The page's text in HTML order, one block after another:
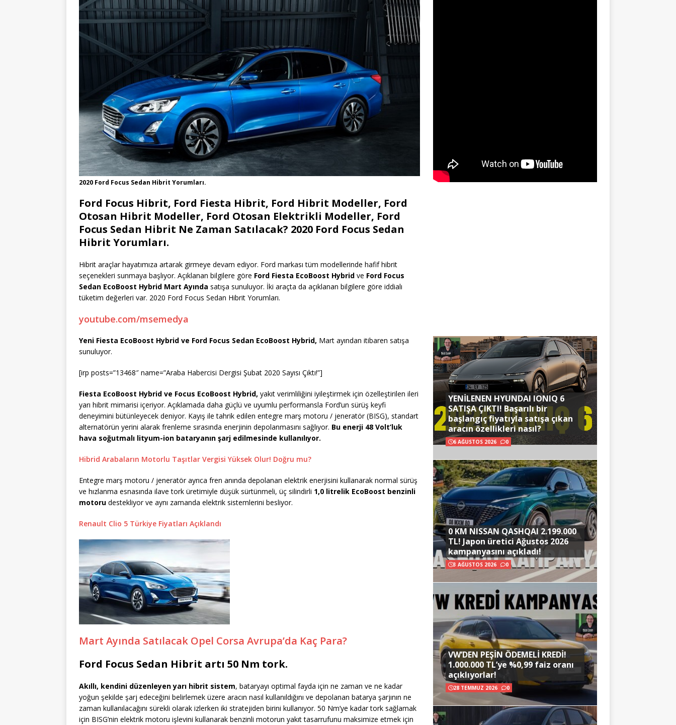
2020 Ford Focus Sedan Hibrit Yorumları.
Ford Focus Hibrit, Ford Fiesta Hibrit, Ford Hibrit Modeller, Ford
Otosan Hibrit Modeller, Ford Otosan Elektrikli Modeller, Ford
Focus Sedan Hibrit Ne Zaman Satılacak? 2020 Ford Focus Sedan
Hibrit Yorumları.
Hibrit araçlar hayatımıza artarak girmeye devam ediyor. Ford markası tüm modellerinde hafif hibrit
seçenekleri sunmaya başlıyor. Açıklanan bilgilere göre Ford Fiesta EcoBoost Hybrid ve Ford Focus
Sedan EcoBoost Hybrid Mart Ayında satışa sunuluyor. İki araçta da açıklanan bilgilere göre iddialı
tüketim değerleri var. 2020 Ford Focus Sedan Hibrit Yorumları.
youtube.com/msemedya
Yeni Fiesta EcoBoost Hybrid ve Ford Focus Sedan EcoBoost Hybrid, Mart ayından itibaren satışa
sunuluyor.
[irp posts=”13468″ name=”Araba Habercisi Dergisi Şubat 2020 Sayısı Çıktı!”]
Fiesta EcoBoost Hybrid ve Focus EcoBoost Hybrid, yakıt verimliliğini iyileştirmek için özelleştirilen ileri
yarı hibrit mimarisi içeriyor. Açıklamada daha güçlü ve uyumlu performansla Ford’un sürüş keyfi
deneyimini bütünleyecek deniyor. Kayış ile tahrik edilen entegre marş motoru / jeneratör (BISG), standart
alternatörün yerini alarak frenleme sırasında enerjinin depolanmasını sağlıyor. Bu enerji 48 Volt’luk
hava soğutmalı lityum-ion bataryanın şarj edilmesinde kullanılıyor.
Hibrid Arabaların Motorlu Taşıtlar Vergisi Yüksek Olur! Doğru mu?
Entegre marş motoru / jeneratör ayrıca fren anında depolanan elektrik enerjisini kullanarak normal sürüş
ve hızlanma esnasında ilave tork üretimiyle düşük sürtünmeli, üç silindirli 1,0 litrelik EcoBoost benzinli
motoru destekliyor ve aynı zamanda elektrik sistemlerini besliyor.
Renault Clio 5 Türkiye Fiyatları Açıklandı
Mart Ayında Satılacak Opel Corsa Avrupa’da Kaç Para?
Ford Focus Sedan Hibrit artı 50 Nm tork.
Akıllı, kendini düzenleyen yarı hibrit sistem, bataryayı optimal fayda için ne zaman ve ne kadar
yoğun şekilde şarj edeceğini belirlemek üzere aracın nasıl kullanıldığını ve depolanan batarya şarjının ne
zaman kullanılacağını sürekli olarak izlerken iki stratejiden birini kullanıyor. 50 Nm’ye kadar tork sağlamak
için BISG’nin elektrik motoru işlevini kullanarak benzinli motorun yakıt tasarrufunu maksimize etmek için
YENİLENEN HYUNDAI IONIQ 6
SATIŞA ÇIKTI! Başarılı bir
başlangıç fiyatıyla satışa çıkan
aracın özellikleri nasıl?
6 AĞUSTOS 2026 0
0 KM NISSAN QASHQAI 2.199.000
TL! Japon üretici Ağustos 2026
kampanyasını açıkladı!
3 AĞUSTOS 2026 0
VW’DEN PEŞİN ÖDEMELİ KREDİ!
1.000.000 TL’ye %0,99 faiz oranı
açıklıyorlar!
28 TEMMUZ 2026 0